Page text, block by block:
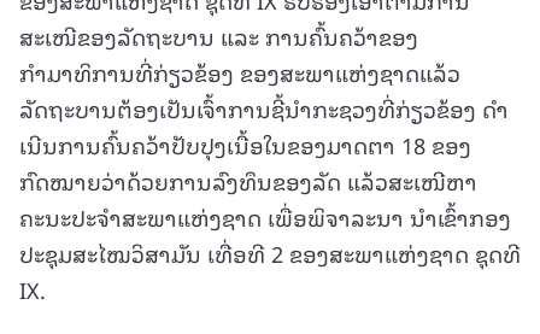
ສະເໜີຂອງລັດຖະບານ ແລະ ການຄົ້ນຄວ້າຂອງ
ກຳມາທິການທີ່ກ່ຽວຂ້ອງ ຂອງສະພາແຫ່ງຊາດແລ້ວ
ລັດຖະບານຕ້ອງເປັນເຈົ້າການຊີ້ນໍາກະຊວງທີ່ກ່ຽວຂ້ອງ ດໍາ
ເນີນການຄົ້ນຄວ້າປັບປຸງເນື້ອໃນຂອງມາດຕາ 18 ຂອງ
ກົດໝາຍວ່າດ້ວຍການລົງທຶນຂອງລັດ ແລ້ວສະເໜີຫາ
ຄະນະປະຈຳສະພາແຫ່ງຊາດ ເພື່ອພິຈາລະນາ ນໍາເຂົ້າກອງ
ປະຊຸມສະໄໝວິສາມັນ ເທື່ອທີ 2 ຂອງສະພາແຫ່ງຊາດ ຊຸດທີ
IX.